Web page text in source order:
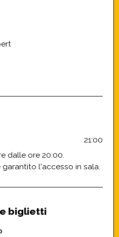
21:00
dalle ore 20:00.
l'accesso in sala.
biglietti